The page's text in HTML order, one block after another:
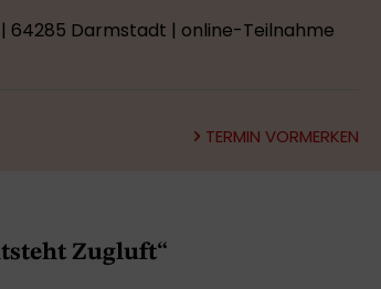
64285 Darmstadt | online-Teilnahme
TERMIN VORMERKEN
Zug­luft“